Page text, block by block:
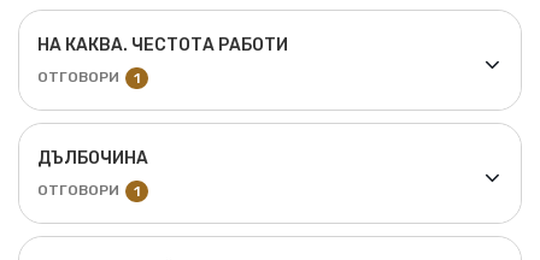
НА КАКВА. ЧЕСТОТА РАБОТИ
ОТГОВОРИ 1
ДЪЛБОЧИНА
ОТГОВОРИ 1